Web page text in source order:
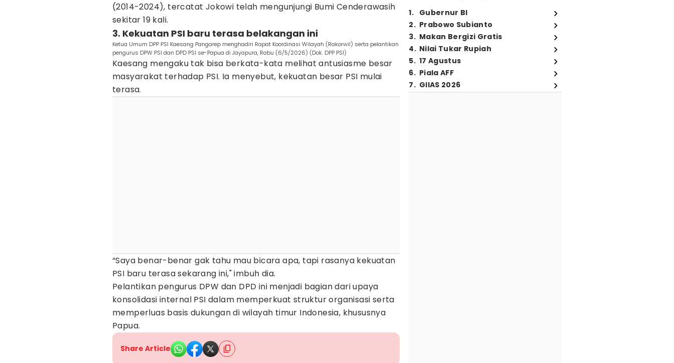
(2014-2024), tercatat Jokowi telah mengunjungi Bumi Cenderawasih
sekitar 19 kali.
3. Kekuatan PSI baru terasa belakangan ini
Ketua Umum DPP PSI Kaesang Pangarep menghadiri Rapat Koordinasi Wilayah (Rakorwil) serta pelantikan
pengurus DPW PSI dan DPD PSI se-Papua di Jayapura, Rabu (6/5/2026) (Dok. DPP PSI)
Kaesang mengaku tak bisa berkata-kata melihat antusiasme besar
masyarakat terhadap PSI. Ia menyebut, kekuatan besar PSI mulai
terasa.
“Saya benar-benar gak tahu mau bicara apa, tapi rasanya kekuatan
PSI baru terasa sekarang ini," imbuh dia.
Pelantikan pengurus DPW dan DPD ini menjadi bagian dari upaya
konsolidasi internal PSI dalam memperkuat struktur organisasi serta
memperluas basis dukungan di wilayah timur Indonesia, khususnya
Papua.
Share Article
1. Gubernur BI
2. Prabowo Subianto
3. Makan Bergizi Gratis
4. Nilai Tukar Rupiah
5. 17 Agustus
6. Piala AFF
7. GIIAS 2026